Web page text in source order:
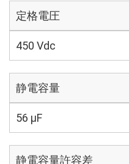
定格電圧
450 Vdc
静電容量
56 µF
静電容量許容差